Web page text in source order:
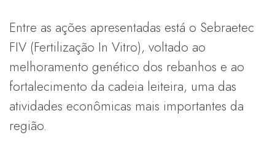
Entre as ações apresentadas está o Sebraetec
FIV (Fertilização In Vitro), voltado ao
melhoramento genético dos rebanhos e ao
fortalecimento da cadeia leiteira, uma das
atividades econômicas mais importantes da
região.